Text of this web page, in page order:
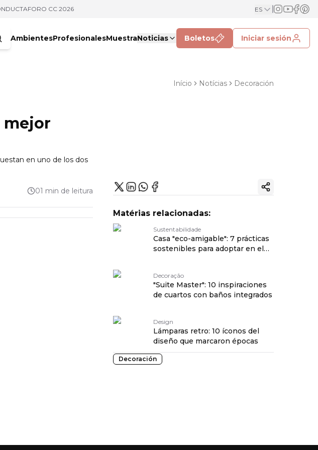
FORO CC 2026 ES
AmbientesProfesionalesMuestraNoticias Boletos Iniciar sesión
Início Notícias Decoración
mejor
en uno de los dos
01 min de leitura Copiar enlace
Matérias relacionadas:
Sustentabilidade
Casa "eco-amigable": 7 prácticas
sostenibles para adoptar en el
Decoração
"Suite Master": 10 inspiraciones
de cuartos con baños integrados
Design
Lámparas retro: 10 íconos del
diseño que marcaron épocas
Decoración